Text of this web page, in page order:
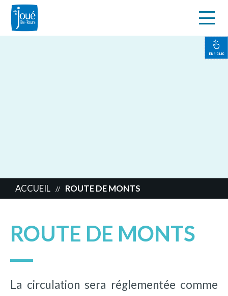
EN 1 CLIC
ACCUEIL // ROUTE DE MONTS
ROUTE DE MONTS
La circulation sera réglementée comme